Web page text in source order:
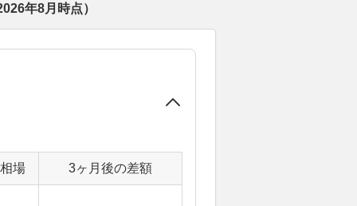
年8月 時点）
場 3ヶ月後の差額